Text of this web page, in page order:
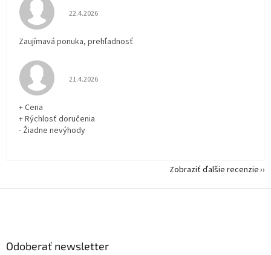
Hodnotenie obchodu je 5 z 5 hviezdičiek.
22.4.2026
Zaujímavá ponuka, prehľadnosť
Hodnotenie obchodu je 5 z 5 hviezdičiek.
21.4.2026
+ Cena
+ Rýchlosť doručenia
- Žiadne nevýhody
Zobraziť ďalšie recenzie
Odoberať newsletter